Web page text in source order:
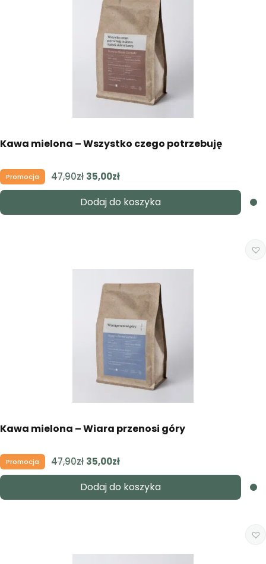
Kawa mielona – Wszystko czego potrzebuję
Promocja 47,90zł Pierwotna
cena
wynosiła:
47,90zł.
35,00złAktualna
cena
wynosi:
35,00zł.
Dodaj do koszyka
Kawa mielona – Wiara przenosi góry
Promocja 47,90zł Pierwotna
cena
wynosiła:
47,90zł.
35,00złAktualna
cena
wynosi:
35,00zł.
Dodaj do koszyka